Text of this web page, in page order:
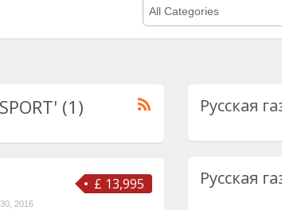
All Categories
(1)
£ 13,995
2016
Русская
Русская